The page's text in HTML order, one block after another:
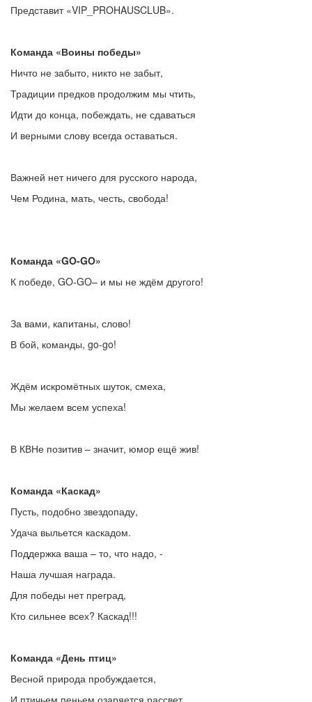
Представит «VIP_PROHAUSCLUB».
Команда «Воины победы»
Ничто не забыто, никто не забыт,
Традиции предков продолжим мы чтить,
Идти до конца, побеждать, не сдаваться
И верными слову всегда оставаться.
Важней нет ничего для русского народа,
Чем Родина, мать, честь, свобода!
Команда «GO-GO»
К победе, GO-GO– и мы не ждём другого!
За вами, капитаны, слово!
В бой, команды, go-go!
Ждём искромётных шуток, смеха,
Мы желаем всем успеха!
В КВНе позитив – значит, юмор ещё жив!
Команда «Каскад»
Пусть, подобно звездопаду,
Удача выльется каскадом.
Поддержка ваша – то, что надо, -
Наша лучшая награда.
Для победы нет преград,
Кто сильнее всех? Каскад!!!
Команда «День птиц»
Весной природа пробуждается,
И птичьем пеньем озаряется рассвет.